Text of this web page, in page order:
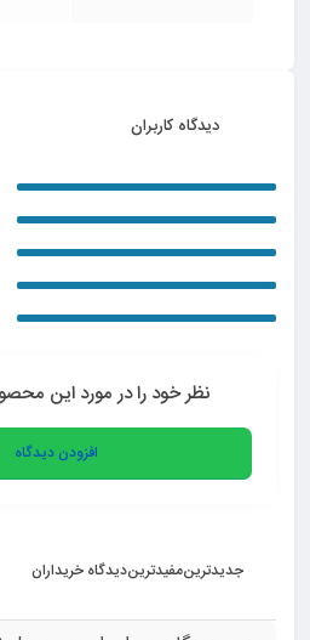
دیدگاه کاربران
جدیدترینمفیدتریندیدگاه خریداران
نظر خود را در مورد این
افزودن دیدگاه